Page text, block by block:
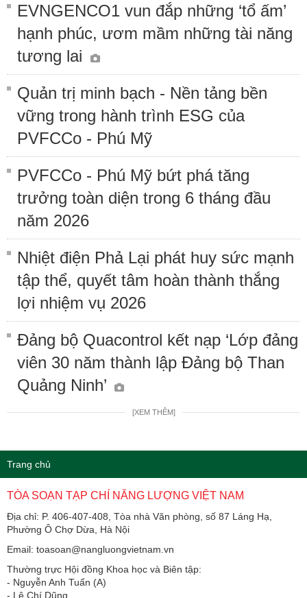
EVNGENCO1 vun đắp những ‘tổ ấm’
hạnh phúc, ươm mầm những tài năng
tương lai
Quản trị minh bạch - Nền tảng bền
vững trong hành trình ESG của
PVFCCo - Phú Mỹ
PVFCCo - Phú Mỹ bứt phá tăng
trưởng toàn diện trong 6 tháng đầu
năm 2026
Nhiệt điện Phả Lại phát huy sức mạnh
tập thể, quyết tâm hoàn thành thắng
lợi nhiệm vụ 2026
Đảng bộ Quacontrol kết nạp ‘Lớp đảng
viên 30 năm thành lập Đảng bộ Than
Quảng Ninh’
[XEM THÊM]
Trang chủ
TÒA SOẠN TẠP CHÍ NĂNG LƯỢNG VIỆT NAM
Địa chỉ: P. 406-407-408, Tòa nhà Văn phòng, số 87 Láng Hạ,
Phường Ô Chợ Dừa, Hà Nội
Email: toasoan@nangluongvietnam.vn
Thường trực Hội đồng Khoa học và Biên tập:
​​​​​​- Nguyễn Anh Tuấn (A)
- Lê Chí Dũng